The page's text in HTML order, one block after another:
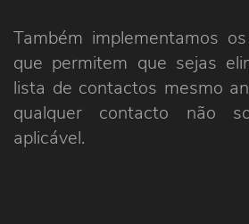
Também implementamos
que permitem que sejas
lista de contactos mesmo
qualquer contacto não
aplicável.